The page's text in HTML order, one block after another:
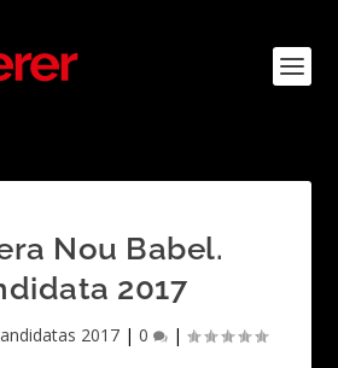
Nou Babel.
2017
2017 | 0 |